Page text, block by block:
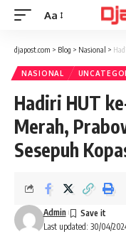
Font
Aa
djapost.com > Blog > Nasional >
NASIONAL
Hadiri HUT
Merah,
Sesepuh
Last updated: 30/04/
Admin